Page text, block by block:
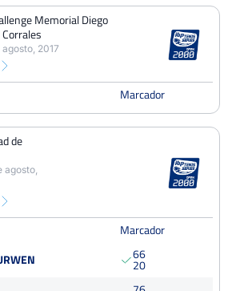
Dura
Memorial Diego Álvarez de los
2017
Linares
2017
Memorial Diego
agosto, 2017
Marcador
de
agosto,
Marcador
6
2
6
0